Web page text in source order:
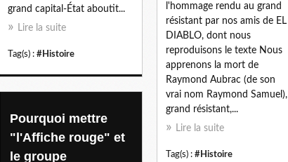
grand capital-État aboutit...
Lire la suite
Tag(s) : #Histoire
l'hommage rendu au grand
résistant par nos amis de EL
DIABLO, dont nous
reproduisons le texte Nous
apprenons la mort de
Raymond Aubrac (de son
vrai nom Raymond Samuel),
grand résistant,...
Lire la suite
Tag(s) : #Histoire
Pourquoi mettre
"l'Affiche rouge" et
le groupe